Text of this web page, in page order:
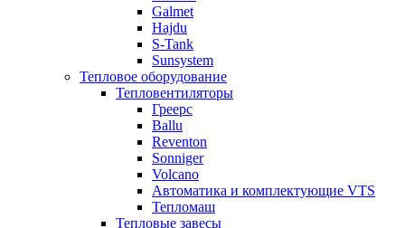
Galmet
Hajdu
S-Tank
Sunsystem
Тепловое оборудование
Тепловентиляторы
Греерс
Ballu
Reventon
Sonniger
Volcano
Автоматика и комплектующие VTS
Тепломаш
Тепловые завесы